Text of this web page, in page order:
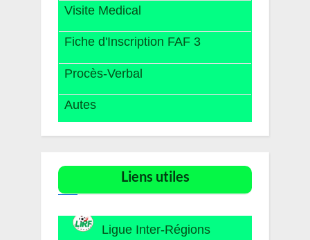
Visite Medical
Fiche d'Inscription FAF 3
Procès-Verbal
Autes
Liens utiles​
Ligue Inter-Régions